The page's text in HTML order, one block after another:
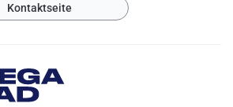
Kontaktseite